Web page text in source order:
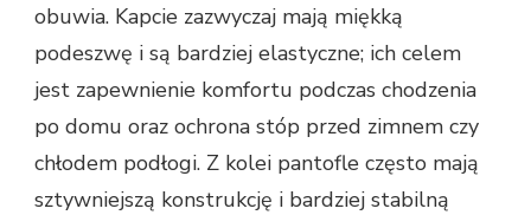
obuwia. Kapcie zazwyczaj mają miękką
podeszwę i są bardziej elastyczne; ich celem
jest zapewnienie komfortu podczas chodzenia
po domu oraz ochrona stóp przed zimnem czy
chłodem podłogi. Z kolei pantofle często mają
sztywniejszą konstrukcję i bardziej stabilną